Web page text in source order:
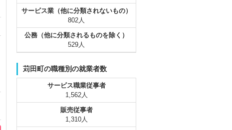
サービス業（他に分類されないもの）
802人
公務（他に分類されるものを除く）
529人
苅田町の職種別の就業者数
サービス職業従事者
1,562人
販売従事者
1,310人